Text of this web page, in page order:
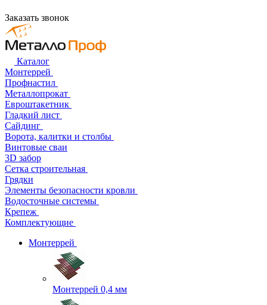
Заказать звонок
Каталог
Монтеррей
Профнастил
Металлопрокат
Евроштакетник
Гладкий лист
Сайдинг
Ворота, калитки и столбы
Винтовые сваи
3D забор
Сетка строительная
Грядки
Элементы безопасности кровли
Водосточные системы
Крепеж
Комплектующие
Монтеррей
Монтеррей 0,4 мм